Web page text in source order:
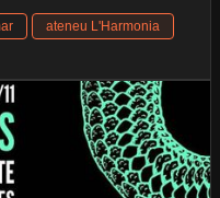
ateneu L'Harmonia